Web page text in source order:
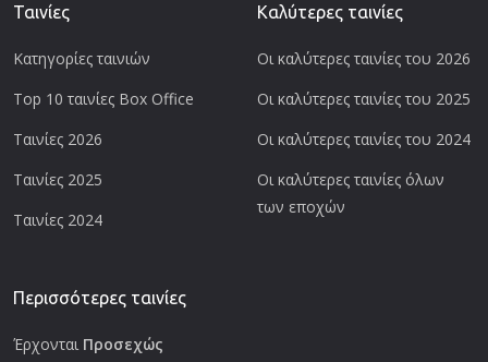
Ταινίες
Κατηγορίες ταινιών
Top 10 ταινίες Box Office
Ταινίες 2026
Ταινίες 2025
Ταινίες 2024
Καλύτερες ταινίες
Οι καλύτερες ταινίες του 2026
Οι καλύτερες ταινίες του 2025
Οι καλύτερες ταινίες του 2024
Οι καλύτερες ταινίες όλων
των εποχών
Περισσότερες ταινίες
Έρχονται Προσεχώς